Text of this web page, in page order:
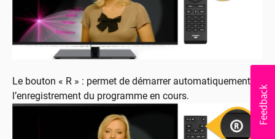
Le bouton « R » : permet de démarrer automatiquement
l’enregistrement du programme en cours.